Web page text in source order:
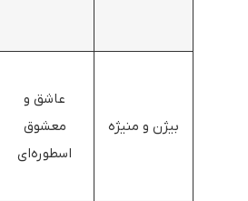
بیژن و منیژه
عاشق و
معشوق
اسطوره‌ای